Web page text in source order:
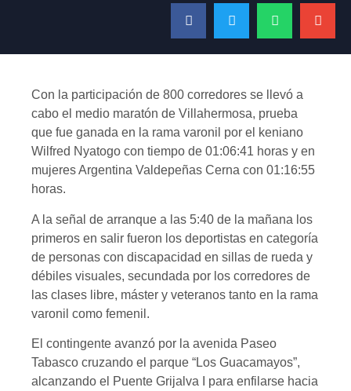
Con la participación de 800 corredores se llevó a
cabo el medio maratón de Villahermosa, prueba
que fue ganada en la rama varonil por el keniano
Wilfred Nyatogo con tiempo de 01:06:41 horas y en
mujeres Argentina Valdepeñas Cerna con 01:16:55
horas.
A la señal de arranque a las 5:40 de la mañana los
primeros en salir fueron los deportistas en categoría
de personas con discapacidad en sillas de rueda y
débiles visuales, secundada por los corredores de
las clases libre, máster y veteranos tanto en la rama
varonil como femenil.
El contingente avanzó por la avenida Paseo
Tabasco cruzando el parque “Los Guacamayos”,
alcanzando el Puente Grijalva I para enfilarse hacia